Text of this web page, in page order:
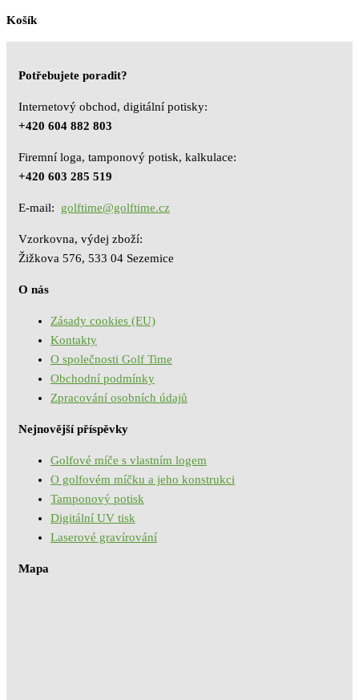
Košík
Potřebujete poradit?
Internetový obchod, digitální potisky:
+420 604 882 803
Firemní loga, tamponový potisk, kalkulace:
+420 603 285 519
E-mail: golftime@golftime.cz
Vzorkovna, výdej zboží:
Žižkova 576, 533 04 Sezemice
O nás
Zásady cookies (EU)
Kontakty
O společnosti Golf Time
Obchodní podmínky
Zpracování osobních údajů
Nejnovější příspěvky
Golfové míče s vlastním logem
O golfovém míčku a jeho konstrukci
Tamponový potisk
Digitální UV tisk
Laserové gravírování
Mapa